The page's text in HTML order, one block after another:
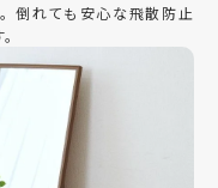
倒れても安心な飛散防止